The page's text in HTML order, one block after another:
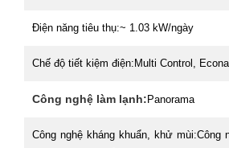
Điện năng tiêu thụ:~ 1.03 kW/ngày
Chế độ tiết kiệm điện: Multi Control,
Công nghệ làm lạnh: Panorama
Công nghệ kháng khuẩn, khử mùi:Công